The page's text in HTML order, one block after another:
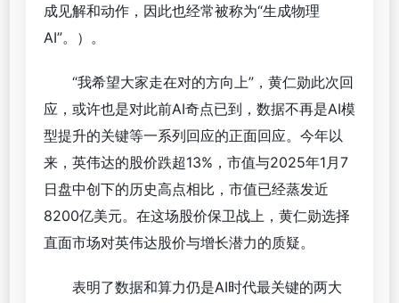
成见解和动作，因此也经常被称为“生成物理
AI”。）。
“我希望大家走在对的方向上”，黄仁勋此次回
应，或许也是对此前AI奇点已到，数据不再是AI模
型提升的关键等一系列回应的正面回应。今年以
来，英伟达的股价跌超13%，市值与2025年1月7
日盘中创下的历史高点相比，市值已经蒸发近
8200亿美元。在这场股价保卫战上，黄仁勋选择
直面市场对英伟达股价与增长潜力的质疑。
表明了数据和算力仍是AI时代最关键的两大